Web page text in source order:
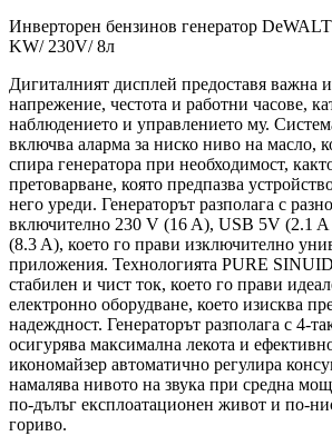
Инверторен бензинов генератор
KW/ 230V/ 8л
Дигиталният дисплей предоставя важна
напрежение, честота и работни часове,
наблюдението и управлението му.
включва аларма за ниско ниво на масло,
спира генератора при необходимост,
претоварване, която предпазва
него уреди. Генераторът разполага с
включително 230 V (16 A), USB 5V (2.1
(8.3 A), което го прави изключително
приложения. Технологията PURE
стабилен и чист ток, което го прави
електронно оборудване, което изисква
надеждност. Генераторът разполага с 4-
осигурява максимална лекота и
икономайзер автоматично регулира
намалява нивото на звука при средна
по-дълъг експлоатационен живот и по-
гориво.